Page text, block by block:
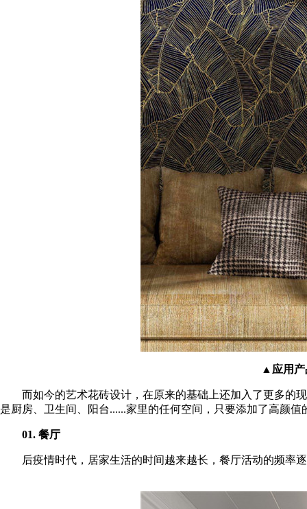
▲应用产
而如今的艺术花砖设计，在原来的基础上还加入了更多的现
是厨房、卫生间、阳台......家里的任何空间，只要添加了高颜
01. 餐厅
后疫情时代，居家生活的时间越来越长，餐厅活动的频率逐